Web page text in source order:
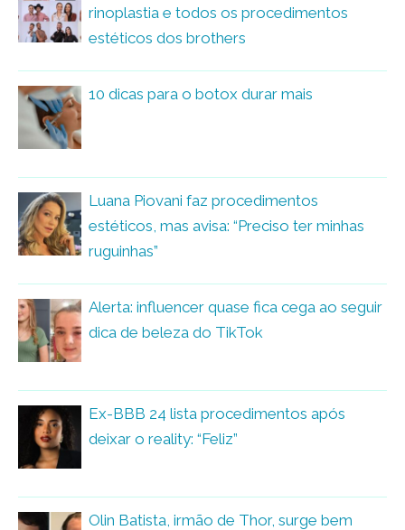
rinoplastia e todos os procedimentos
estéticos dos brothers
10 dicas para o botox durar mais
Luana Piovani faz procedimentos
estéticos, mas avisa: “Preciso ter minhas
ruguinhas”
Alerta: influencer quase fica cega ao seguir
dica de beleza do TikTok
Ex-BBB 24 lista procedimentos após
deixar o reality: “Feliz”
Olin Batista, irmão de Thor, surge bem